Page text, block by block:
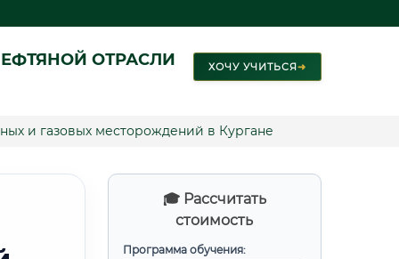
ОТРАСЛИ ХОЧУ УЧИТЬСЯ➜
и газовых месторождений в Кургане
🎓 Рассчитать
стоимость
Программа обучения: